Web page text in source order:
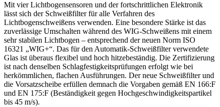
Mit vier Lichtbogensensoren und der fortschrittlichen Elektronik
lässt sich der Schweißfilter für alle Verfahren des
Lichtbogenschweißens verwenden. Eine besondere Stärke ist das
zuverlässige Umschalten während des WIG-Schweißens mit einem
sehr stabilen Lichtbogen – entsprechend der neuen Norm ISO
16321 „WIG+“. Das für den Automatik-Schweißfilter verwendete
Glas ist überaus flexibel und hoch hitzebeständig. Die Zertifizierung
ist nach denselben Schlagfestigkeitsprüfungen erfolgt wie bei
herkömmlichen, flachen Ausführungen. Der neue Schweißfilter und
die Vorsatzscheibe erfüllen demnach die Vorgaben gemäß EN 166:F
und EN 175:F (Beständigkeit gegen Hochgeschwindigkeitspartikel
bis 45 m/s).